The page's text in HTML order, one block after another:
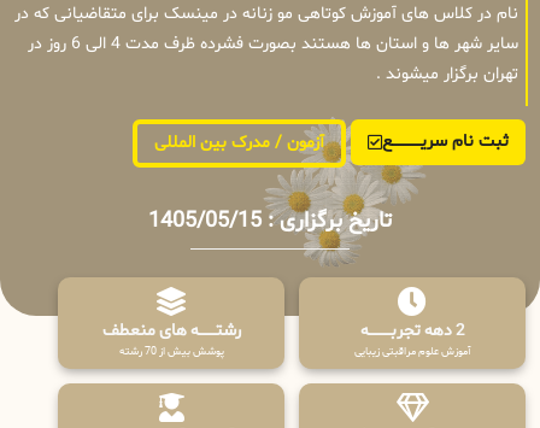
نام در کلاس های آموزش کوتاهی مو زنانه در مینسک برای متقاضیانی که در
سایر شهر ها و استان ها هستند بصورت فشرده ظرف مدت 4 الی 6 روز در
تهران برگزار میشوند .
ثبت نام سریــــــــــــع آزمون / مدرک بین المللی
تاریخ برگزاری : 1405/05/15
2 دهه تجربـــــــــه
آموزش علوم مراقبتی زیبایی
رشتـــــــه های منعطف
پوشش بیش از 70 رشته